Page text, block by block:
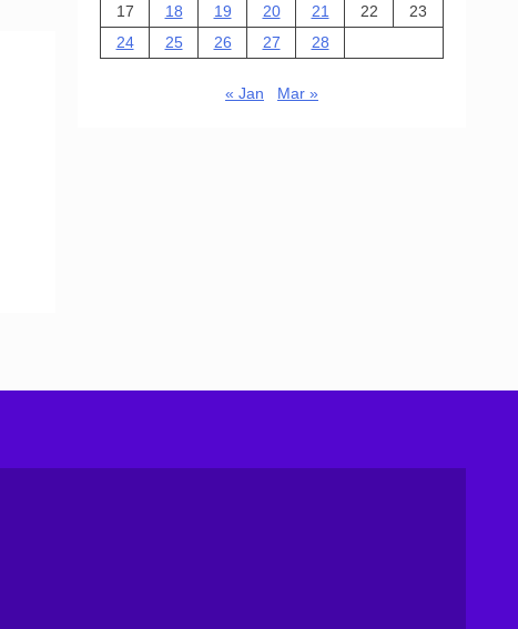
17
18 19 20 21 22
23
24
25 26 27 28
« Jan Mar »